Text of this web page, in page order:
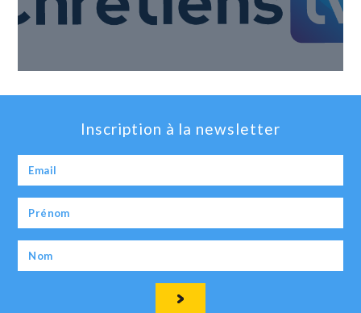
Inscription à la newsletter